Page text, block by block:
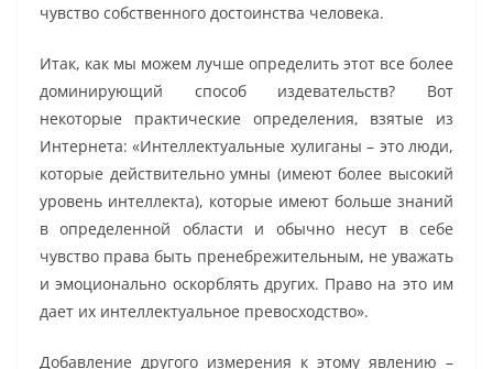
чувство собственного достоинства человека.
Итак, как мы можем лучше определить этот все более
доминирующий способ издевательств? Вот
некоторые практические определения, взятые из
Интернета: «Интеллектуальные хулиганы – это люди,
которые действительно умны (имеют более высокий
уровень интеллекта), которые имеют больше знаний
в определенной области и обычно несут в себе
чувство права быть пренебрежительным, не уважать
и эмоционально оскорблять других. Право на это им
дает их интеллектуальное превосходство».
Добавление другого измерения к этому явлению –